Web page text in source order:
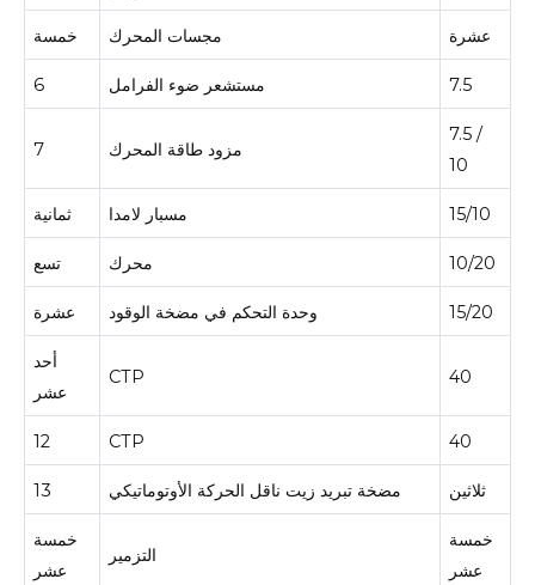
خمسة مجسات المحرك عشرة
6 مستشعر ضوء الفرامل 7.5
7 مزود طاقة المحرك
7.5 /
10
ثمانية مسبار لامدا 15/10
تسع محرك 10/20
عشرة وحدة التحكم في مضخة الوقود 15/20
أحد
عشر
CTP 40
12 CTP 40
13 مضخة تبريد زيت ناقل الحركة الأوتوماتيكي ثلاثين
خمسة
عشر
التزمير
خمسة
عشر